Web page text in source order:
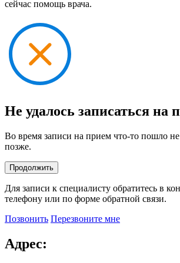
сейчас помощь врача.
Не удалось записаться на
Во время записи на прием что-то пошло
позже.
Продолжить
Для записи к специалисту обратитесь в
телефону или по форме обратной связи.
Позвонить Перезвоните мне
Адрес: